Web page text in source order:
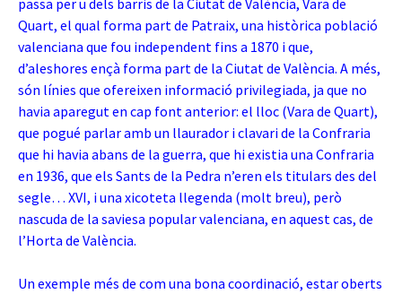
passa per u dels barris de la Ciutat de València, Vara de
Quart, el qual forma part de Patraix, una històrica població
valenciana que fou independent fins a 1870 i que,
d’aleshores ençà forma part de la Ciutat de València. A més,
són línies que ofereixen informació privilegiada, ja que no
havia aparegut en cap font anterior: el lloc (Vara de Quart),
que pogué parlar amb un llaurador i clavari de la Confraria
que hi havia abans de la guerra, que hi existia una Confraria
en 1936, que els Sants de la Pedra n’eren els titulars des del
segle… XVI, i una xicoteta llegenda (molt breu), però
nascuda de la saviesa popular valenciana, en aquest cas, de
l’Horta de València.
Un exemple més de com una bona coordinació, estar oberts